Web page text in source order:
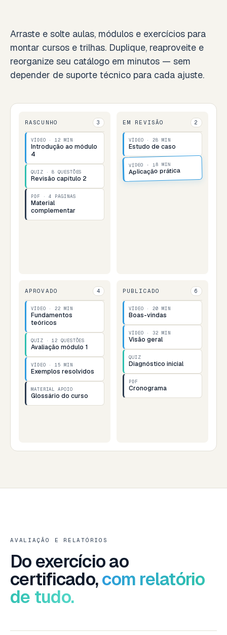
Arraste e solte aulas, módulos e exercícios para
montar cursos e trilhas. Duplique, reaproveite e
reorganize seu catálogo em minutos — sem
depender de suporte técnico para cada ajuste.
RASCUNHO 3
VÍDEO · 12 MIN
Introdução ao módulo
4
QUIZ · 8 QUESTÕES
Revisão capítulo 2
PDF · 4 PÁGINAS
Material
complementar
EM REVISÃO 2
VÍDEO · 28 MIN
Estudo de caso
VÍDEO · 18 MIN
Aplicação prática
APROVADO 4
VÍDEO · 22 MIN
Fundamentos
teóricos
QUIZ · 12 QUESTÕES
Avaliação módulo 1
VÍDEO · 15 MIN
Exemplos resolvidos
MATERIAL APOIO
Glossário do curso
PUBLICADO 6
VÍDEO · 20 MIN
Boas-vindas
VÍDEO · 32 MIN
Visão geral
QUIZ
Diagnóstico inicial
PDF
Cronograma
AVALIAÇÃO E RELATÓRIOS
Do exercício ao
certificado,com relatório
de tudo.